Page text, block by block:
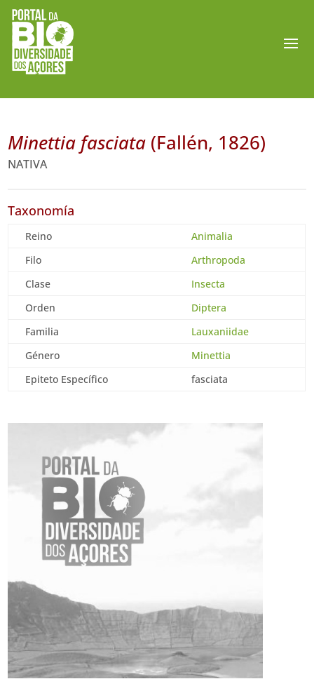
Minettia fasciata (Fallén, 1826)
NATIVA
Taxonomía
Reino
Animalia
Filo
Arthropoda
Clase
Insecta
Orden
Diptera
Familia
Lauxaniidae
Género
Minettia
Epiteto Específico
fasciata